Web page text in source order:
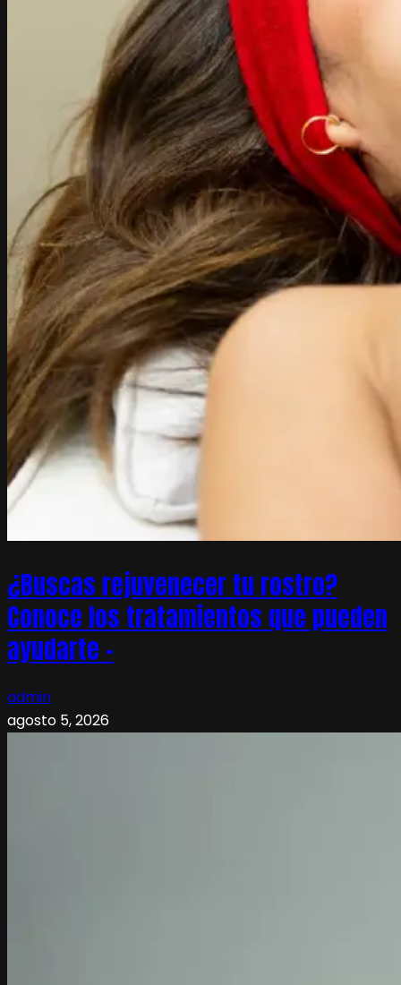
¿Buscas rejuvenecer tu rostro?
Conoce los tratamientos que pueden
ayudarte –
admin
agosto 5, 2026